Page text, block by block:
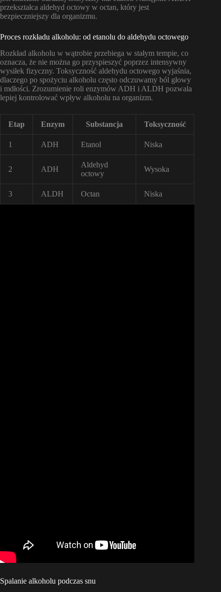
przekształca aldehyd octowy w octan, który jest
bezpieczniejszy dla organizmu.
Proces rozkładu alkoholu: od etanolu do aldehydu octowego
Rozkład alkoholu w wątrobie przebiega w stałym tempie, co
oznacza, że nie można go przyspieszyć poprzez intensywny
wysiłek fizyczny. Toksyczność aldehydu octowego wyjaśnia,
dlaczego po spożyciu alkoholu często odczuwamy ból głowy
i mdłości. Zrozumienie roli enzymów ADH i ALDH pozwala
lepiej kontrolować wpływ alkoholu na organizm.
Etap Enzym Substancja Toksyczność
1 ADH Etanol Niska
2 ADH
Aldehyd
octowy
Wysoka
3 ALDH Octan Niska
Spalanie alkoholu podczas snu